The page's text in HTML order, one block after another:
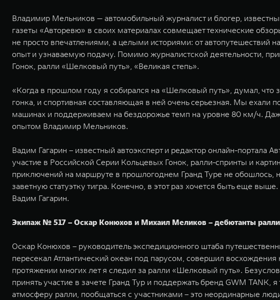
Владимир Мельников — автомобильный журналист и блогер,
газеты «Авторевю» в своих материалах совмещает технические
не просто впечатлениями, а целыми историями: от автопутешествий
опыт и узнаваемую подачу. Помимо журналистской деятельности,
Гонок, ралли «Шелковый путь», «Великая степь».
«Когда в прошлом году я собирался на «Шелковый путь», думал, что
гонка, и спортивная составляющая в ней очень серьезная. Мы
машинах и поддерживаем на бездорожье темп на уровне 80 км/ч.
опытом Владимир Мельников.
Вадим Гагарин – известный автоэксперт и редактор онлайн-портала
участие в Российской Серии Кольцевых Гонок, ралли-спринты и
приключений на маршруте в прошлогоднем Гранд Туре не обошлось,
заветную статуэтку тигра. Конечно, в этот раз хочется быть еще
Вадим Гагарин.
Экипаж № 517 – Оскар Конюхов и Михаил Меликов – дебютанты
Оскар Конюхов – руководитель экспедиционного штаба
пересекал Атлантический океан под парусом, совершил
протяжении многих лет я следил за ралли «Шелковый путь».
принять участие в зачете Гранд Тур и поддержать бренд GWM TANK,
атмосферу ралли, пообщаться с участниками – это неординарные